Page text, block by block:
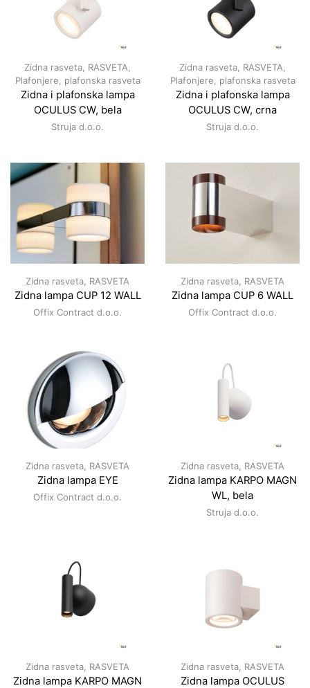
Zidna rasveta, RASVETA,
Plafonjere, plafonska rasveta
Zidna i plafonska lampa
OCULUS CW, bela
Struja d.o.o.
Zidna rasveta, RASVETA,
Plafonjere, plafonska rasveta
Zidna i plafonska lampa
OCULUS CW, crna
Struja d.o.o.
Zidna rasveta RASVETA
Zidna lampa CUP 12 WALL
Offix Contract d.o.o.
Zidna rasveta RASVETA
Zidna lampa CUP 6 WALL
Offix Contract d.o.o.
Zidna rasveta, RASVETA
Zidna lampa EYE
Offix Contract d.o.o.
Zidna rasveta, RASVETA
Zidna lampa KARPO MAGN
WL, bela
Struja d.o.o.
Zidna rasveta RASVETA
Zidna lampa KARPO MAGN
Zidna rasveta RASVETA
Zidna lampa OCULUS